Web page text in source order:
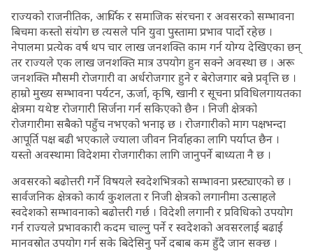
राज्यको राजनीतिक, आर्थिक र समाजिक संरचना र अवसरको सम्भावना
बिचमा कस्तो संयोग छ त्यसले पनि युवा पुस्तामा प्रभाव पार्दो रहेछ ।
नेपालमा प्रत्येक वर्ष थप चार लाख जनशक्ति काम गर्न योग्य देखिएका छन्
तर राज्यले एक लाख जनशक्ति मात्र उपयोग हुन सक्ने अवस्था छ । अरू
जनशक्ति मौसमी रोजगारी वा अर्धरोजगार हुने र बेरोजगार बन्ने प्रवृत्ति छ ।
हाम्रो मुख्य सम्भावना पर्यटन, ऊर्जा, कृषि, खानी र सूचना प्रविधिलगायतका
क्षेत्रमा यथेष्ट रोजगारी सिर्जना गर्न सकिएको छैन । निजी क्षेत्रको
रोजगारीमा सबैको पहुँच नभएको भनाइ छ । रोजगारीको माग पक्षभन्दा
आपूर्ति पक्ष बढी भएकाले ज्याला जीवन निर्वाहका लागि पर्याप्त छैन ।
यस्तो अवस्थामा विदेशमा रोजगारीका लागि जानुपर्ने बाध्यता नै छ ।
अवसरको बढोत्तरी गर्ने विषयले स्वदेशभित्रको सम्भावना प्रस्ट्याएको छ ।
सार्वजनिक क्षेत्रको कार्य कुशलता र निजी क्षेत्रको लगानीमा उत्साहले
स्वदेशको सम्भावनाको बढोत्तरी गर्छ । विदेशी लगानी र प्रविधिको उपयोग
गर्न राज्यले प्रभावकारी कदम चाल्नु पर्ने र स्वदेशको अवसरलाई बढाई
मानवस्रोत उपयोग गर्न सके बिदेसिनु पर्ने दबाब कम हुँदै जान सक्छ ।